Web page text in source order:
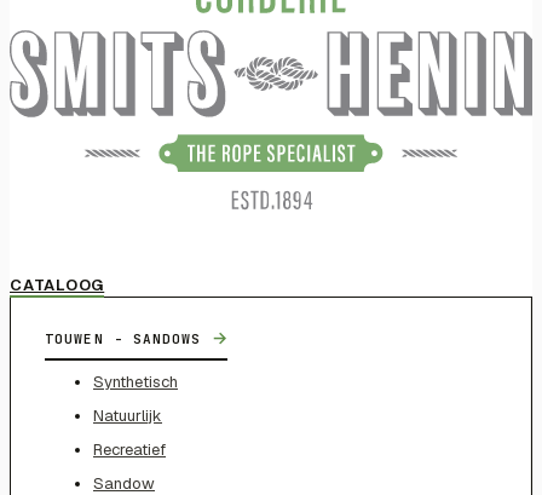
CATALOOG
TOUWEN - SANDOWS →
Synthetisch
Natuurlijk
Recreatief
Sandow